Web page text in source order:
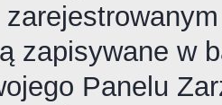
zapisywane w
Panelu